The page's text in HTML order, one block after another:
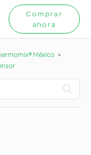
Comprar
ahora
México